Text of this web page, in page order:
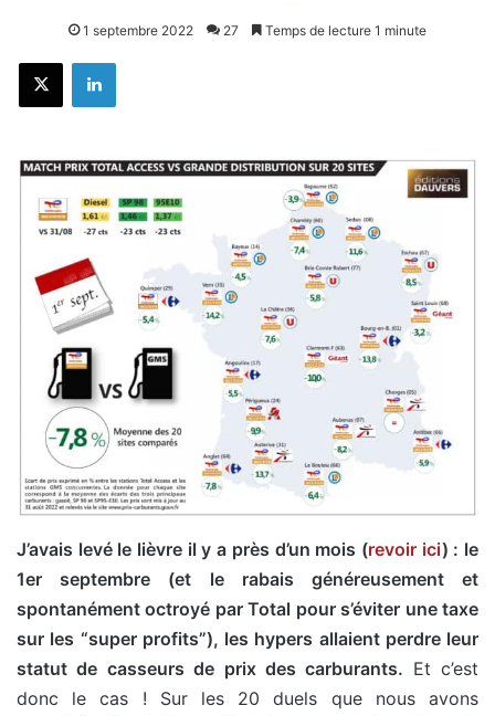
1 septembre 2022 27 Temps de lecture 1 minute
X Linkedin
J’avais levé le lièvre il y a près d’un mois (revoir ici) : le
1er septembre (et le rabais généreusement et
spontanément octroyé par Total pour s’éviter une taxe
sur les “super profits”), les hypers allaient perdre leur
statut de casseurs de prix des carburants. Et c’est
donc le cas ! Sur les 20 duels que nous avons